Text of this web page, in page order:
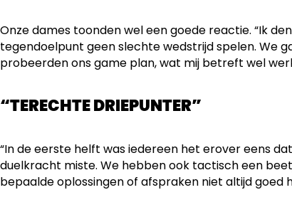
Onze dames toonden wel een goede reactie. “Ik
tegendoelpunt geen slechte wedstrijd spelen. We
probeerden ons game plan, wat mij betreft wel
“TERECHTE DRIEPUNTER”
“In de eerste helft was iedereen het erover eens
duelkracht miste. We hebben ook tactisch een
bepaalde oplossingen of afspraken niet altijd goed